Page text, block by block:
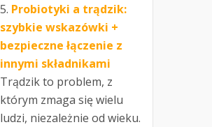
Probiotyki a trądzik:
szybkie wskazówki +
bezpieczne łączenie z
innymi składnikami
Trądzik to problem, z
którym zmaga się wielu
ludzi, niezależnie od wieku.